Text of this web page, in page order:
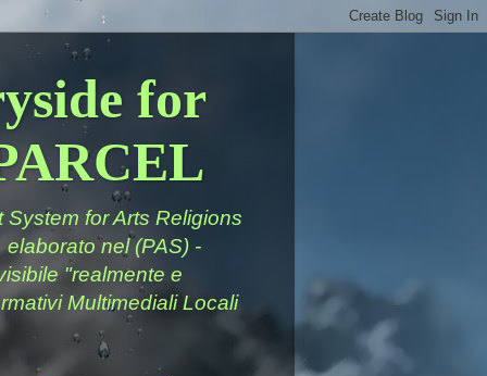
for
for Arts Religions
nel (PAS) -
"realmente e
Multimediali Locali